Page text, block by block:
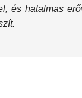
és hatalmas